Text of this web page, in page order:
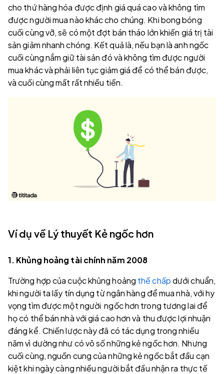
cho thứ hàng hóa được định giá quá cao và không tìm
được người mua nào khác cho chúng. Khi bong bóng
cuối cùng vỡ, sẽ có một đợt bán tháo lớn khiến giá trị tài
sản giảm nhanh chóng. Kết quả là, nếu bạn là anh ngốc
cuối cùng nắm giữ tài sản đó và không tìm được người
mua khác và phải liên tục giảm giá để có thể bán được,
và cuối cùng mất rất nhiều tiền.
Ví dụ về Lý thuyết Kẻ ngốc hơn
1. Khủng hoảng tài chính năm 2008
Trường hợp của cuộc khủng hoảng thế chấpdưới chuẩn,
khi người ta lấy tín dụng từ ngân hàng để mua nhà, với hy
vọng tìm được một người ngốc hơn trong tương lai để
họ có thể bán nhà với giá cao hơn và thu được lợi nhuận
đáng kể. Chiến lược này đã có tác dụng trong nhiều
năm vì dường như có vô số những kẻ ngốc hơn. Nhưng
cuối cùng, nguồn cung của những kẻ ngốc bắt đầu cạn
kiệt khi ngày càng nhiều người bắt đầu nhận ra thực tế